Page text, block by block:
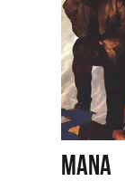
MANA